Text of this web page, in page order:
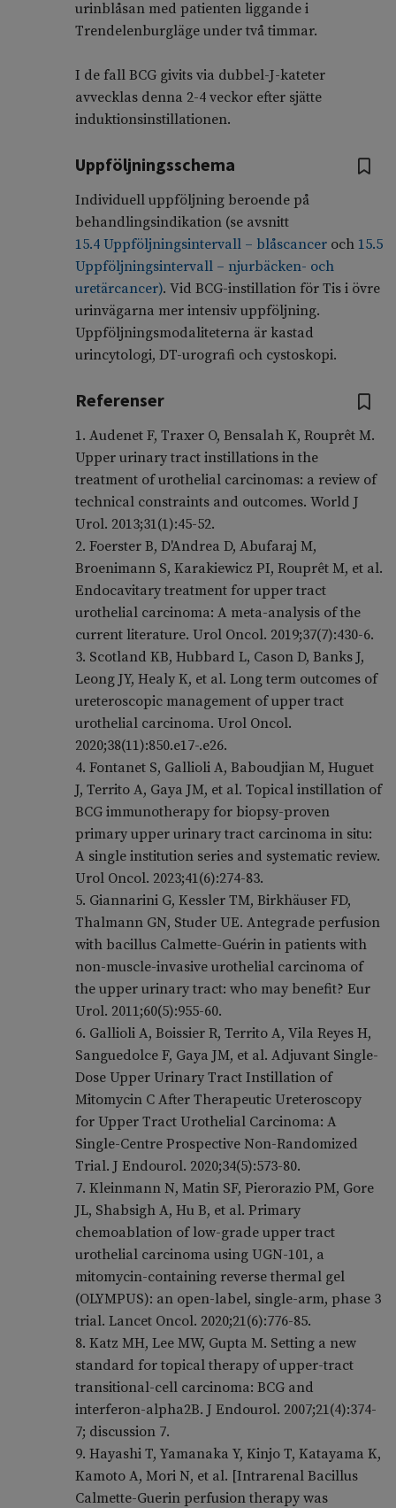
urinblåsan med patienten liggande i
Trendelenburgläge under två timmar.
I de fall BCG givits via dubbel-J-kateter
avvecklas denna 2-4 veckor efter sjätte
induktionsinstillationen.
Uppföljningsschema
Individuell uppföljning beroende på
behandlingsindikation (se avsnitt
15.4 Uppföljningsintervall – blåscanceroch 15.5
Uppföljningsintervall – njurbäcken- och
uretärcancer). Vid BCG-instillation för Tis i övre
urinvägarna mer intensiv uppföljning.
Uppföljningsmodaliteterna är kastad
urincytologi, DT-urografi och cystoskopi.
Referenser
1. Audenet F, Traxer O, Bensalah K, Rouprêt M.
Upper urinary tract instillations in the
treatment of urothelial carcinomas: a review of
technical constraints and outcomes. World J
Urol. 2013;31(1):45-52.
2. Foerster B, D'Andrea D, Abufaraj M,
Broenimann S, Karakiewicz PI, Rouprêt M, et al.
Endocavitary treatment for upper tract
urothelial carcinoma: A meta-analysis of the
current literature. Urol Oncol. 2019;37(7):430-6.
3. Scotland KB, Hubbard L, Cason D, Banks J,
Leong JY, Healy K, et al. Long term outcomes of
ureteroscopic management of upper tract
urothelial carcinoma. Urol Oncol.
2020;38(11):850.e17-.e26.
4. Fontanet S, Gallioli A, Baboudjian M, Huguet
J, Territo A, Gaya JM, et al. Topical instillation of
BCG immunotherapy for biopsy-proven
primary upper urinary tract carcinoma in situ:
A single institution series and systematic review.
Urol Oncol. 2023;41(6):274-83.
5. Giannarini G, Kessler TM, Birkhäuser FD,
Thalmann GN, Studer UE. Antegrade perfusion
with bacillus Calmette-Guérin in patients with
non-muscle-invasive urothelial carcinoma of
the upper urinary tract: who may benefit? Eur
Urol. 2011;60(5):955-60.
6. Gallioli A, Boissier R, Territo A, Vila Reyes H,
Sanguedolce F, Gaya JM, et al. Adjuvant Single-
Dose Upper Urinary Tract Instillation of
Mitomycin C After Therapeutic Ureteroscopy
for Upper Tract Urothelial Carcinoma: A
Single-Centre Prospective Non-Randomized
Trial. J Endourol. 2020;34(5):573-80.
7. Kleinmann N, Matin SF, Pierorazio PM, Gore
JL, Shabsigh A, Hu B, et al. Primary
chemoablation of low-grade upper tract
urothelial carcinoma using UGN-101, a
mitomycin-containing reverse thermal gel
(OLYMPUS): an open-label, single-arm, phase 3
trial. Lancet Oncol. 2020;21(6):776-85.
8. Katz MH, Lee MW, Gupta M. Setting a new
standard for topical therapy of upper-tract
transitional-cell carcinoma: BCG and
interferon-alpha2B. J Endourol. 2007;21(4):374-
7; discussion 7.
9. Hayashi T, Yamanaka Y, Kinjo T, Katayama K,
Kamoto A, Mori N, et al. [Intrarenal Bacillus
Calmette-Guerin perfusion therapy was